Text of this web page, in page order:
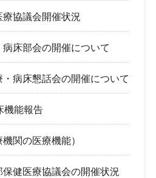
協議会開催状況
床部会の開催について
病床懇話会の開催について
能報告
関の医療機能）
健医療協議会の開催状況